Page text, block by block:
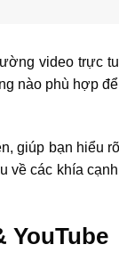
video trực
nào phù hợp
giúp bạn hiểu
về các khía
YouTube